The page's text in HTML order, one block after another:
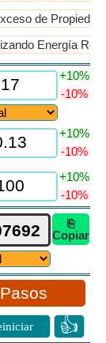
de
Energía
+10%
-10%
+10%
-10%
+10%
-10%
⎘
Copiar
Pasos
👍